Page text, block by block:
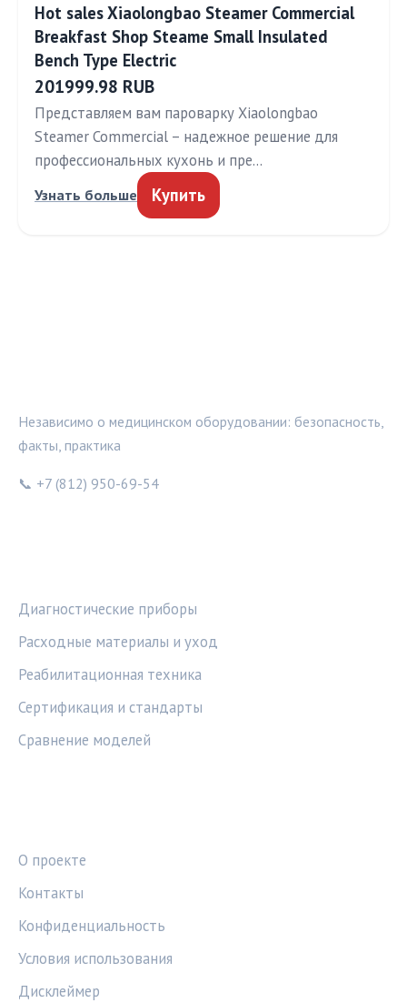
Hot sales Xiaolongbao Steamer Commercial
Breakfast Shop Steame Small Insulated
Bench Type Electric
201999.98 RUB
Представляем вам пароварку Xiaolongbao
Steamer Commercial – надежное решение для
профессиональных кухонь и пре…
Узнать больше Купить
Независимо о медицинском оборудовании: безопасность,
факты, практика
📞 +7 (812) 950-69-54
Диагностические приборы
Расходные материалы и уход
Реабилитационная техника
Сертификация и стандарты
Сравнение моделей
О проекте
Контакты
Конфиденциальность
Условия использования
Дисклеймер